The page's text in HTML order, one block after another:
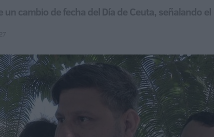
un cambio de fecha del Día de Ceuta, señalando